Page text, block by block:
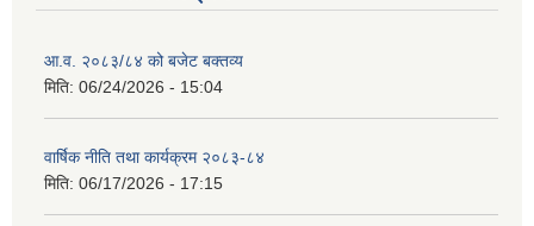
आ.व. २०८३/८४ को बजेट बक्तव्य
मिति: 06/24/2026 - 15:04
वार्षिक नीति तथा कार्यक्रम २०८३-८४
मिति: 06/17/2026 - 17:15